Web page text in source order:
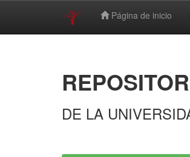
Página de inicio
DE LA